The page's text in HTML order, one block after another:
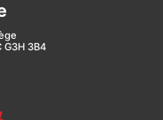
G3H 3B4